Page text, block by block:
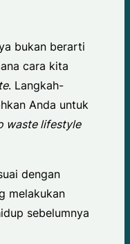
bukan berarti
cara kita
. Langkah-
Anda untuk
waste lifestyle
dengan
melakukan
sebelumnya